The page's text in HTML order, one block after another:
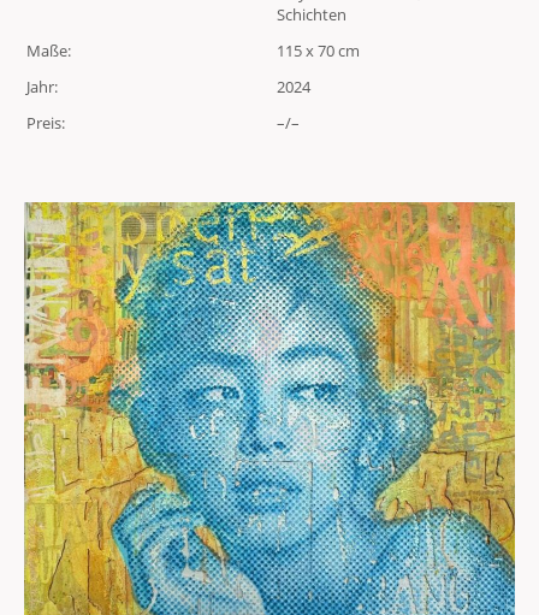
Schichten
Maße:
115 x 70 cm
Jahr:
2024
Preis:
–/–